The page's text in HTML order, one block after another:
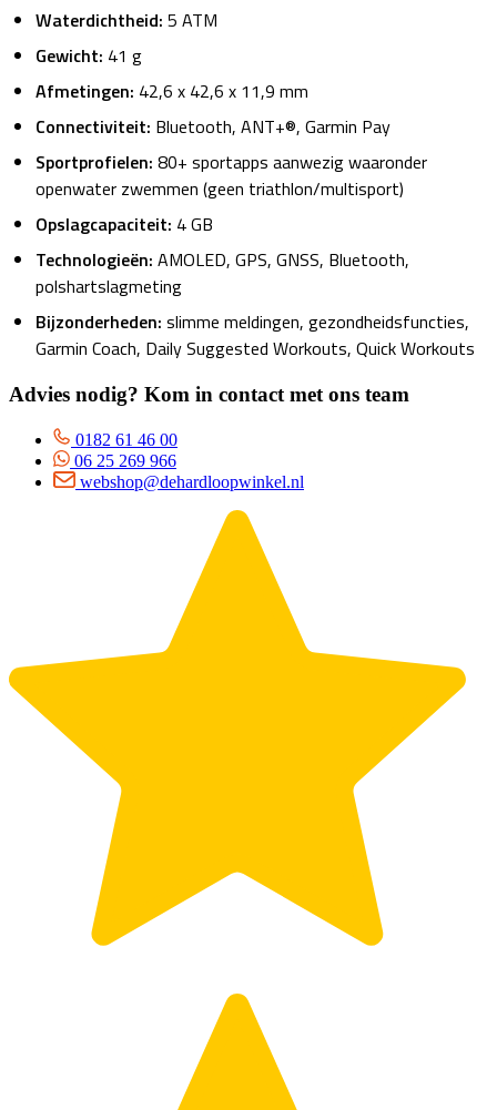
Waterdichtheid: 5 ATM
Gewicht: 41 g
Afmetingen: 42,6 x 42,6 x 11,9 mm
Connectiviteit: Bluetooth, ANT+®, Garmin Pay
Sportprofielen: 80+ sportapps aanwezig waaronder
openwater zwemmen (geen triathlon/multisport)
Opslagcapaciteit: 4 GB
Technologieën: AMOLED, GPS, GNSS, Bluetooth,
polshartslagmeting
Bijzonderheden: slimme meldingen, gezondheidsfuncties,
Garmin Coach, Daily Suggested Workouts, Quick Workouts
Advies nodig? Kom in contact met ons team
0182 61 46 00
06 25 269 966
webshop@dehardloopwinkel.nl